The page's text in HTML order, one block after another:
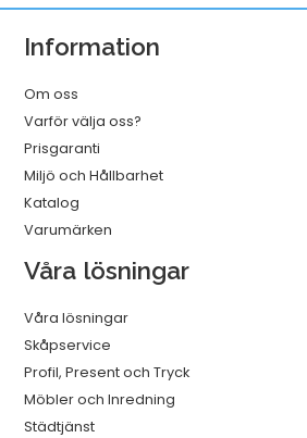
Information
Om oss
Varför välja oss?
Prisgaranti
Miljö och Hållbarhet
Katalog
Varumärken
Våra lösningar
Våra lösningar
Skåpservice
Profil, Present och Tryck
Möbler och Inredning
Städtjänst